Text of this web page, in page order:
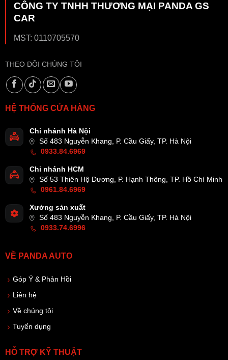
CÔNG TY TNHH THƯƠNG MẠI PANDA GS
CAR
MST: 0110705570
THEO DÕI CHÚNG TÔI
HỆ THỐNG CỬA HÀNG
Chi nhánh Hà Nội
Số 483 Nguyễn Khang, P. Cầu Giấy, TP. Hà Nội
0933.84.6969
Chi nhánh HCM
Số 53 Thiên Hộ Dương, P. Hạnh Thông, TP. Hồ Chí Minh
0961.84.6969
Xưởng sản xuất
Số 483 Nguyễn Khang, P. Cầu Giấy, TP. Hà Nội
0933.74.6996
VỀ PANDA AUTO
Góp Ý & Phản Hồi
Liên hệ
Về chúng tôi
Tuyển dụng
HỖ TRỢ KỸ THUẬT